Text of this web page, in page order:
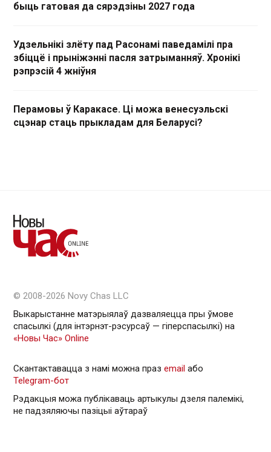
быць гатовая да сярэдзіны 2027 года
Удзельнікі злёту пад Расонамі паведамілі пра
збіццё і прыніжэнні пасля затрыманняў. Хронікі
рэпрэсій 4 жніўня
Перамовы ў Каракасе. Ці можа венесуэльскі
сцэнар стаць прыкладам для Беларусі?
© 2008-2026 Novy Chas LLC
Выкарыстанне матэрыялаў дазваляецца пры ўмове
спасылкі (для інтэрнэт-рэсурсаў — гiперспасылкi) на
«Новы Час» Online
Скантактавацца з намі можна праз email або
Telegram-бот
Рэдакцыя можа публікаваць артыкулы дзеля палемікі,
не падзяляючы пазіцыі аўтараў